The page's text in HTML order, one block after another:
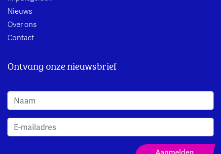
Nieuws
Over ons
Contact
Ontvang onze nieuwsbrief
Aanmeldformulier Nieuwsbrief